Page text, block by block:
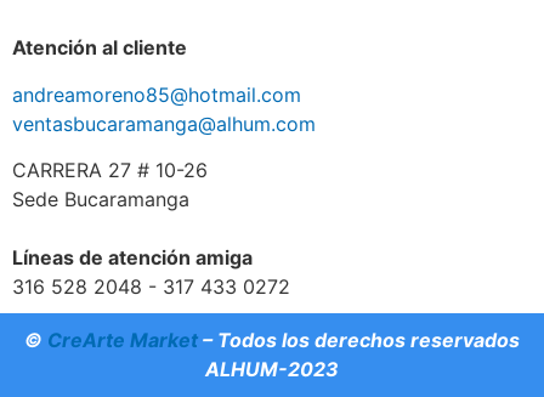
Atención al cliente
andreamoreno85@hotmail.com
ventasbucaramanga@alhum.com
CARRERA 27 # 10-26
Sede Bucaramanga
Líneas de atención amiga
316 528 2048 - 317 433 0272
© CreArte Market – Todos los derechos reservados
ALHUM-2023